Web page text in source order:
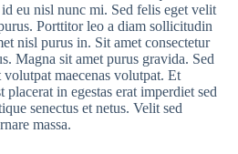
eu nisl nunc mi. Sed felis eget velit
Porttitor leo a diam sollicitudin
nisl purus in. Sit amet consectetur
Magna sit amet purus gravida. Sed
maecenas volutpat. Et
placerat in egestas erat imperdiet sed
senectus et netus. Velit sed
massa.